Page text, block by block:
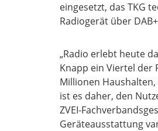
eingesetzt, das TKG
Radiogerät über
„Radio erlebt heute
Knapp ein Viertel der
Millionen
ist es daher, den
ZVEI-
Geräteausstattung